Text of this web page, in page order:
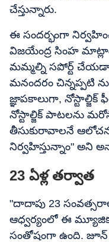
చేస్తున్నారు.
ఈ సందర్భంగా
విజయేంద్ర సింహ
మమ్మల్ని సపోర్ట్
మనందరం చిన్నప్పటి
జ్ఞాపకాలుగా, నోస్టాల్జిక్
నోస్టాల్జిక్ పాటలను
తీసుకురావాలనే
నిర్వహిస్తున్నాం" అని
23 ఏళ్ల తర్వాత
"దాదాపు 23
ఆధ్వర్యంలో ఈ
సంతోషంగా ఉంది. జూన్